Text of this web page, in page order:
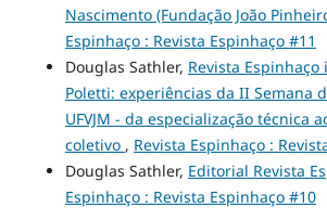
Nascimento (Fundação João
Espinhaço : Revista Espinhaço #11
Douglas Sathler, Revista
Poletti: experiências da II Semana
UFVJM - da especialização técnica
coletivo , Revista Espinhaço :
Douglas Sathler, Editorial Revista
Espinhaço : Revista Espinhaço #10